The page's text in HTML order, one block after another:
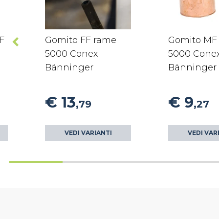
Gomito FF rame
5000 Conex
Bänninger
€ 13,79
VEDI VARIANTI
Gomito
5000
Bänninger
€ 9,27
VEDI